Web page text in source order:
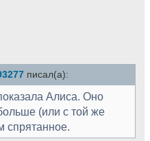
писал(а):
Алиса. Оно
(или с той же
спрятанное.